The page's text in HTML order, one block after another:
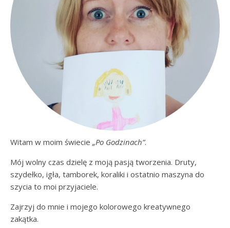
Witam w moim świecie „Po Godzinach”.
Mój wolny czas dzielę z moją pasją tworzenia. Druty,
szydełko, igła, tamborek, koraliki i ostatnio maszyna do
szycia to moi przyjaciele.
Zajrzyj do mnie i mojego kolorowego kreatywnego
zakątka.